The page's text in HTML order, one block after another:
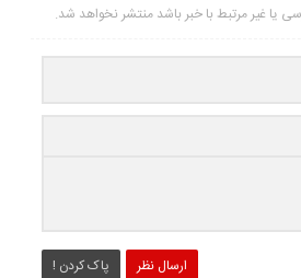
یا غیر مرتبط با خبر باشد منتشر نخواهد شد.
ارسال نظر پاک کردن !